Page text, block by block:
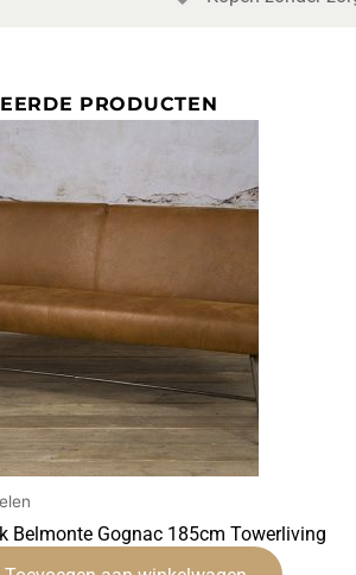
PRODUCTEN
Belmonte Gognac 185cm Towerliving